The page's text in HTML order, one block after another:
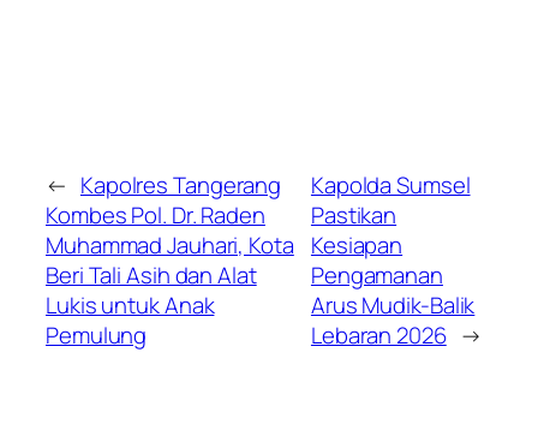
← Kapolres Tangerang
Kombes Pol. Dr. Raden
Muhammad Jauhari, Kota
Beri Tali Asih dan Alat
Lukis untuk Anak
Pemulung
Kapolda Sumsel
Pastikan
Kesiapan
Pengamanan
Arus Mudik-Balik
Lebaran 2026 →